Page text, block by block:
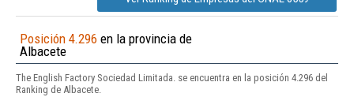
Posición 4.296 en la provincia de
Albacete
The English Factory Sociedad Limitada. se encuentra en la posición 4.296 del
Ranking de Albacete.